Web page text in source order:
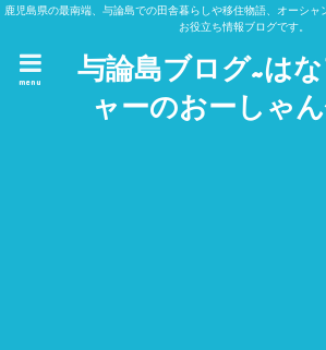
鹿児島県の最南端、与論島での田舎暮らしや移住物語、オーシャ
お役立ち情報ブログです。
与論島ブログ~は
ャーのおーしゃ
menu